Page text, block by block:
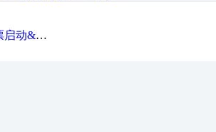
有礼！